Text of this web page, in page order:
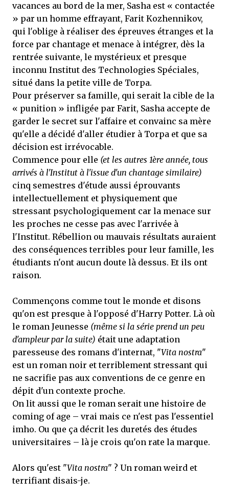
vacances au bord de la mer, Sasha est « contactée
» par un homme effrayant, Farit Kozhennikov,
qui l'oblige à réaliser des épreuves étranges et la
force par chantage et menace à intégrer, dès la
rentrée suivante, le mystérieux et presque
inconnu Institut des Technologies Spéciales,
situé dans la petite ville de Torpa.
Pour préserver sa famille, qui serait la cible de la
« punition » infligée par Farit, Sasha accepte de
garder le secret sur l'affaire et convainc sa mère
qu'elle a décidé d'aller étudier à Torpa et que sa
décision est irrévocable.
Commence pour elle (et les autres 1ère année, tous
arrivés à l'Institut à l'issue d'un chantage similaire)
cinq semestres d'étude aussi éprouvants
intellectuellement et physiquement que
stressant psychologiquement car la menace sur
les proches ne cesse pas avec l'arrivée à
l'Institut. Rébellion ou mauvais résultats auraient
des conséquences terribles pour leur famille, les
étudiants n'ont aucun doute là dessus. Et ils ont
raison.
Commençons comme tout le monde et disons
qu'on est presque à l'opposé d'Harry Potter. Là où
le roman Jeunesse (même si la série prend un peu
d'ampleur par la suite) était une adaptation
paresseuse des romans d'internat, "Vita nostra"
est un roman noir et terriblement stressant qui
ne sacrifie pas aux conventions de ce genre en
dépit d'un contexte proche.
On lit aussi que le roman serait une histoire de
coming of age – vrai mais ce n'est pas l'essentiel
imho. Ou que ça décrit les duretés des études
universitaires – là je crois qu'on rate la marque.
Alors qu'est "Vita nostra" ? Un roman weird et
terrifiant disais-je.